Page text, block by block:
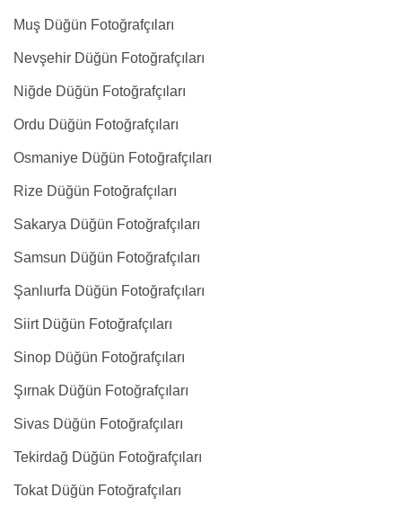
Muş Düğün Fotoğrafçıları
Nevşehir Düğün Fotoğrafçıları
Niğde Düğün Fotoğrafçıları
Ordu Düğün Fotoğrafçıları
Osmaniye Düğün Fotoğrafçıları
Rize Düğün Fotoğrafçıları
Sakarya Düğün Fotoğrafçıları
Samsun Düğün Fotoğrafçıları
Şanlıurfa Düğün Fotoğrafçıları
Siirt Düğün Fotoğrafçıları
Sinop Düğün Fotoğrafçıları
Şırnak Düğün Fotoğrafçıları
Sivas Düğün Fotoğrafçıları
Tekirdağ Düğün Fotoğrafçıları
Tokat Düğün Fotoğrafçıları